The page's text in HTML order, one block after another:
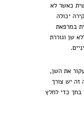
כאשר לא
יכולה
במרפאת
שן וגוררת
את השן,
זה יש צורך
בחך כדי לחלץ